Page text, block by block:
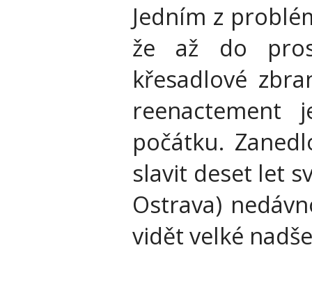
Jedním z
že až do
křesadlové
počátku.
slavit deset let
Ostrava)
vidět velké